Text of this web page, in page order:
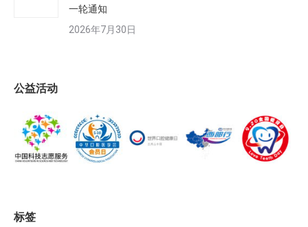
一轮通知
2026年7月30日
公益活动
标签